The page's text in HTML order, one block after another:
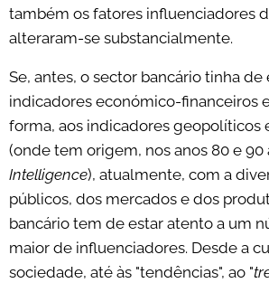
também os fatores influenciadores
alteraram-se substancialmente.
Se, antes, o sector bancário tinha de
indicadores económico-financeiros
forma, aos indicadores geopolíticos
(onde tem origem, nos anos 80 e 90
Intelligence), atualmente, com a
públicos, dos mercados e dos
bancário tem de estar atento a um
maior de influenciadores. Desde a
sociedade, até às "tendências", ao "